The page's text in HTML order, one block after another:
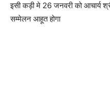
इसी कड़ी मे 26 जनवरी को आचार्य
सम्मेलन आहूत होगा